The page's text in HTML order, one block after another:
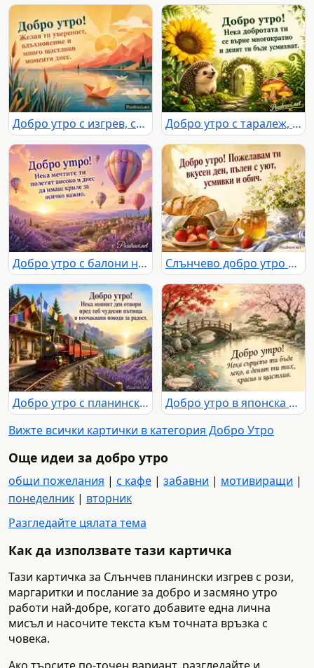
Добро утро с изгрев, спокойно езеро, планини и пожелание за щастлив ден Добро утро с таралеж, слънчоглед и приказна градина
Добро утро с балони над лавандулова долина при златен изгрев Слънчево добро утро с хляб, ягоди, мед и маргаритки
Добро утро с планински влак, изгрев, езеро и лавандулови поля
Добро утро в японска градина с кои, мост и пожелание за красив ден
Вижте всички картички в категория Добро Утро
Още идеи за добро утро
общи пожелания | с кафе | забавни | мотивиращи |
понеделник | вторник
Разгледайте цялата тема
Как да използвате тази картичка
Тази картичка за Слънчев планински изгрев с рози,
маргаритки и послание за добро и засмяно утро
работи най-добре, когато добавите една лична
мисъл и насочите текста към точната връзка с
човека.